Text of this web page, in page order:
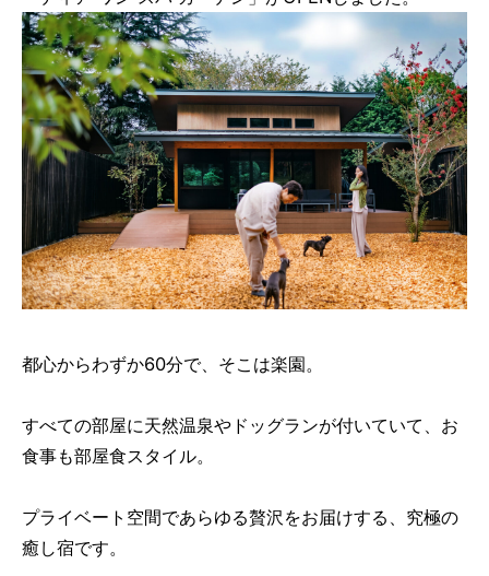
都心からわずか60分で、そこは楽園。
すべての部屋に天然温泉やドッグランが付いていて、お
食事も部屋食スタイル。
プライベート空間であらゆる贅沢をお届けする、究極の
癒し宿です。